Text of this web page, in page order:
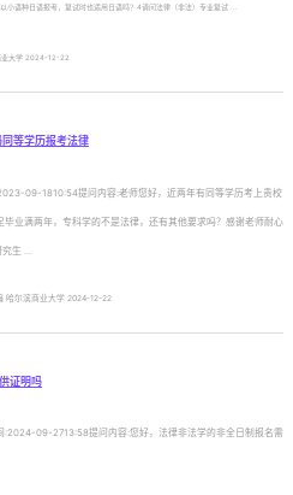
语种日语报考，复试时也适用日语吗？4请问法律（非法）专业复试 ...
业大学 2024-12-22
等学历报考法律
09-1810:54提问内容:老师您好，近两年有同等学历考上贵校
业满两年，专科学的不是法律，还有其他要求吗？感谢老师耐心
生 ...
哈尔滨商业大学 2024-12-22
证明吗
09-2713:58提问内容:您好，法律非法学的非全日制报名需